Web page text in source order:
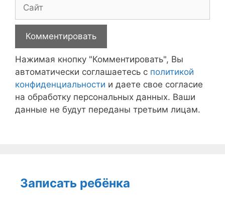
Нажимая кнопку "Комментировать", Вы
автоматически соглашаетесь с политикой
конфиденциальности и даете свое согласие
на обработку персональных данных. Ваши
данные не будут переданы третьим лицам.
Записать ребёнка